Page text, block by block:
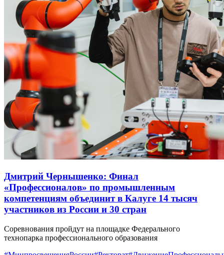
Дмитрий Чернышенко: Финал
«Профессионалов» по промышленным
компетенциям объединит в Калуге 14 тысяч
участников из России и 30 стран
Соревнования пройдут на площадке Федерального
технопарка профессионального образования